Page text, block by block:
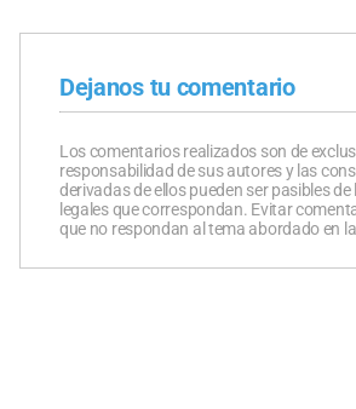
Dejanos tu comentario
Los comentarios realizados son de
responsabilidad de sus autores y las
derivadas de ellos pueden ser pasibles
legales que correspondan. Evitar
que no respondan al tema abordado en